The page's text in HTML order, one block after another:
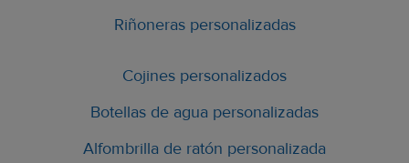
Riñoneras personalizadas
Cojines personalizados
Botellas de agua personalizadas
Alfombrilla de ratón personalizada